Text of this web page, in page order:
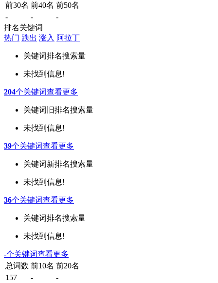
前30名 前40名 前50名
-
-
-
排名关键词
热门 跌出 涨入 阿拉丁
关键词排名搜索量
未找到信息!
204个关键词查看更多
关键词 旧排名搜索量
未找到信息!
39个关键词查看更多
关键词新排名搜索量
未找到信息!
36个关键词查看更多
关键词排名搜索量
未找到信息!
-个关键词查看更多
总词数 前10名 前20名
157
-
-